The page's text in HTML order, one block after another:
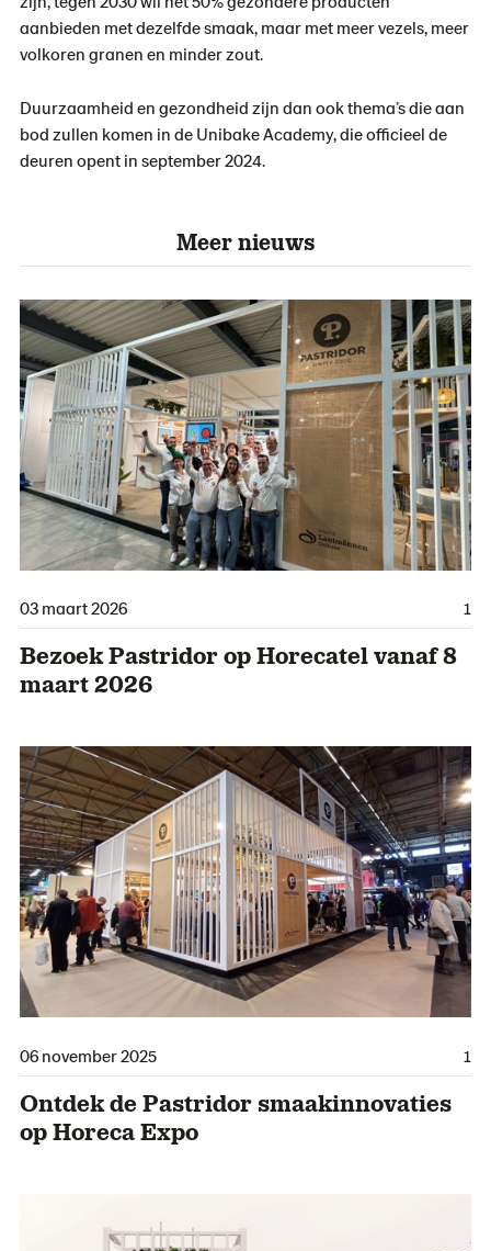
aanbieden met dezelfde smaak, maar met meer vezels, meer
volkoren granen en minder zout.
Duurzaamheid en gezondheid zijn dan ook thema’s die aan
bod zullen komen in de Unibake Academy, die officieel de
deuren opent in september 2024.
Meer nieuws
03 maart 2026 1
Bezoek Pastridor op Horecatel vanaf 8
maart 2026
06 november 2025 1
Ontdek de Pastridor smaakinnovaties
op Horeca Expo